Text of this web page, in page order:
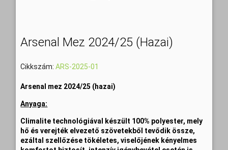
Arsenal Mez 2024/25 (hazai)
Cikkszám: ARS-2025-01
Arsenal mez 2024/25 (hazai)
Anyaga:
Climalite technológiával készült 100% polyester, mely
hő és verejték elvezető szövetekből tevődik össze,
ezáltal szellőzése tökéletes, viselőjének kényelmes